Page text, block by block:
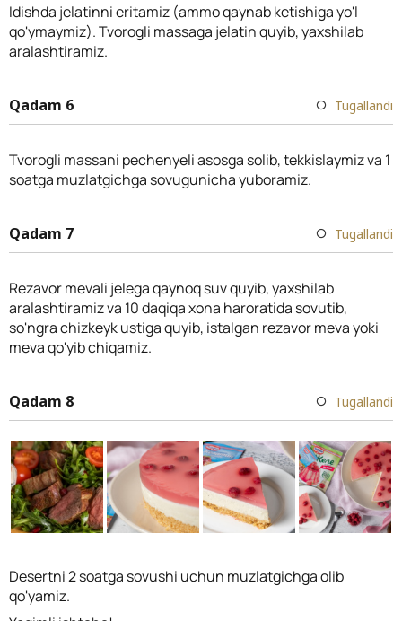
Idishda jelatinni eritamiz (ammo qaynab ketishiga yo'l
qo'ymaymiz). Tvorogli massaga jelatin quyib, yaxshilab
aralashtiramiz.
Qadam 6 Tugallandi
Tvorogli massani pechenyeli asosga solib, tekkislaymiz va 1
soatga muzlatgichga sovugunicha yuboramiz.
Qadam 7 Tugallandi
Rezavor mevali jelega qaynoq suv quyib, yaxshilab
aralashtiramiz va 10 daqiqa xona haroratida sovutib,
so'ngra chizkeyk ustiga quyib, istalgan rezavor meva yoki
meva qo'yib chiqamiz.
Qadam 8 Tugallandi
Desertni 2 soatga sovushi uchun muzlatgichga olib
qo'yamiz.